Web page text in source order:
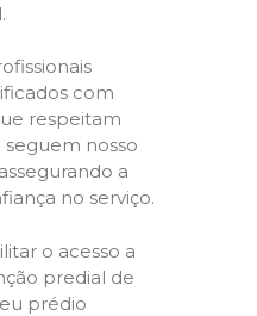
com
respeitam
seguem nosso
a
no serviço.
o acesso a
predial de
prédio